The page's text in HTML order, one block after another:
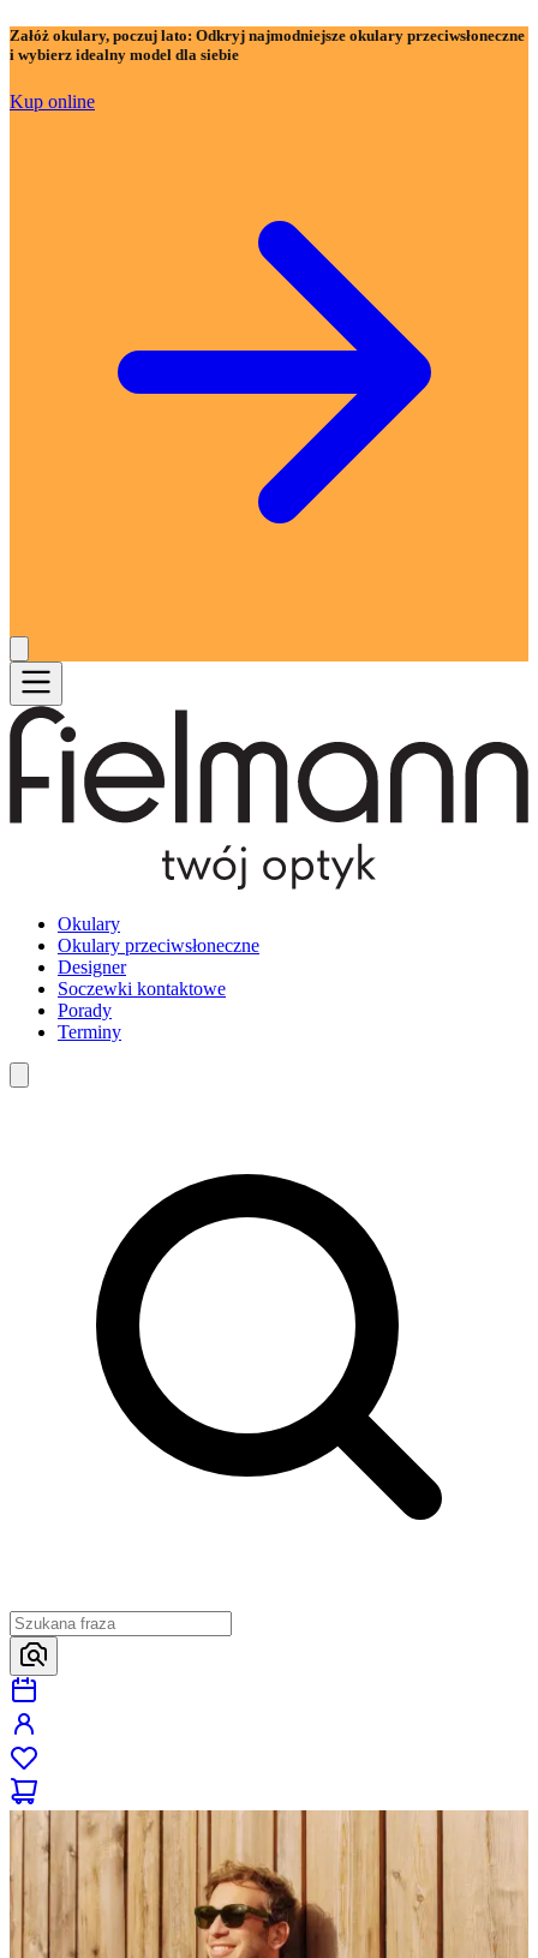
Załóż okulary, poczuj lato: Odkryj najmodniejsze okulary przeciwsłoneczne
i wybierz idealny model dla siebie
Kup online
Okulary
Okulary przeciwsłoneczne
Designer
Soczewki kontaktowe
Porady
Terminy